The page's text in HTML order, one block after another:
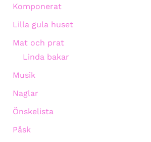
Komponerat
Lilla gula huset
Mat och prat
Linda bakar
Musik
Naglar
Önskelista
Påsk